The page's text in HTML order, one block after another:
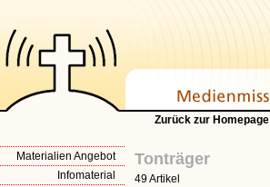
Zurück zur Homepage
Materialien Angebot
Infomaterial
Tonträger
49 Artikel